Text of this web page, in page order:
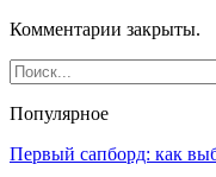
Комментарии закрыты.
Популярное
Первый сапборд: как